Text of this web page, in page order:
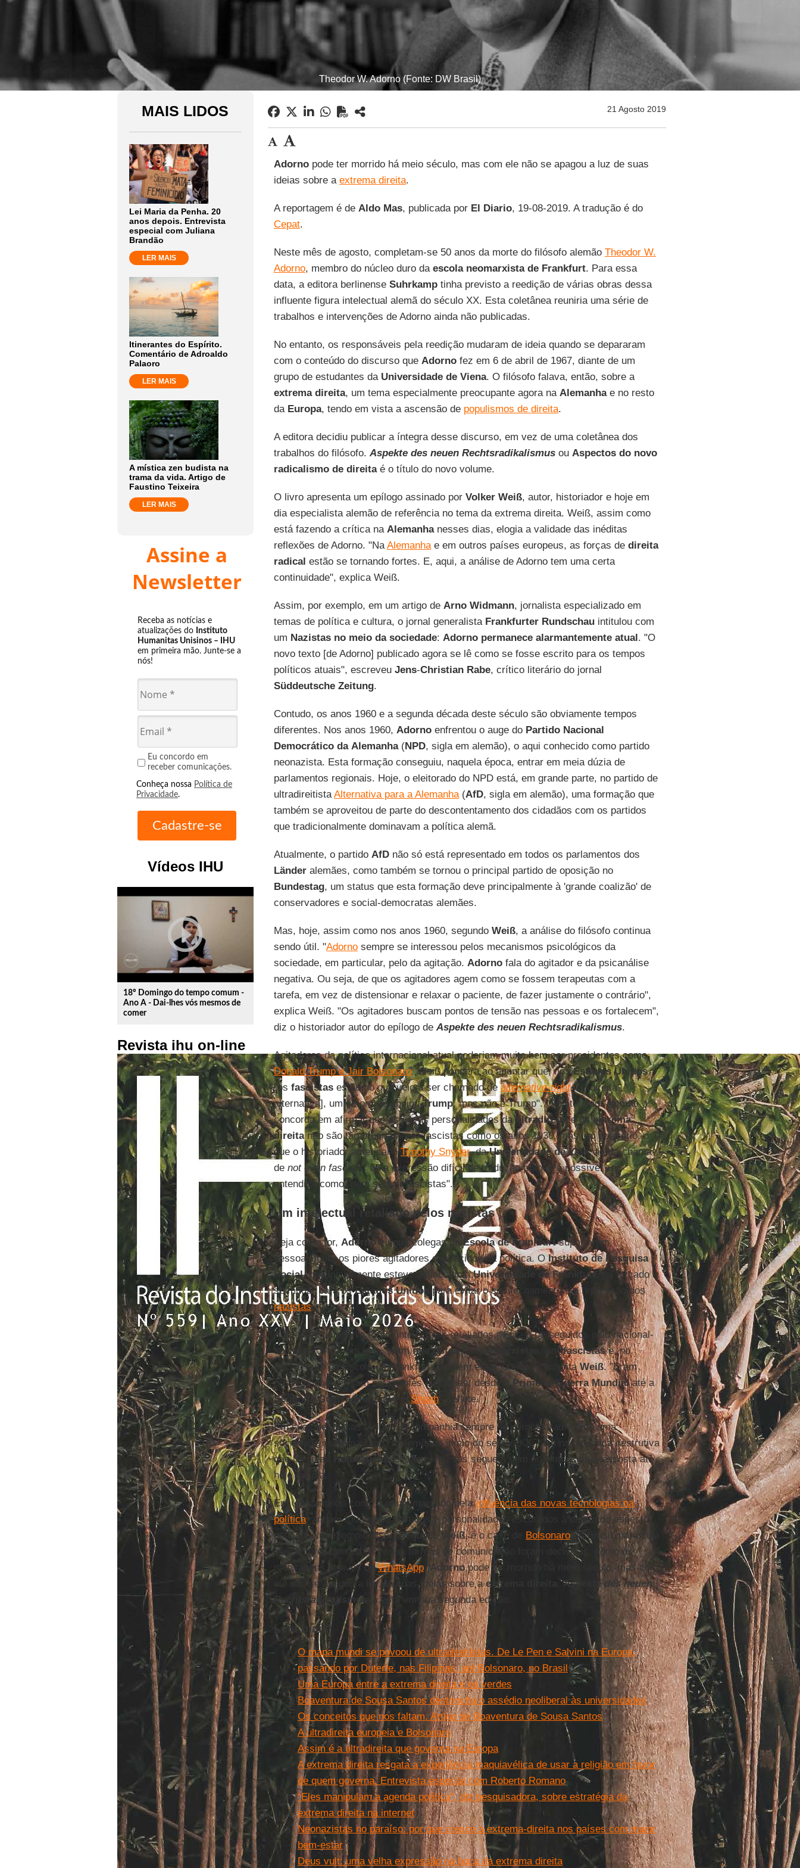
Theodor W. Adorno (Fonte: DW Brasil)
MAIS LIDOS
Lei Maria da Penha. 20
anos depois. Entrevista
especial com Juliana
Brandão
LER MAIS
Itinerantes do Espírito.
Comentário de Adroaldo
Palaoro
LER MAIS
A mística zen budista na
trama da vida. Artigo de
Faustino Teixeira
LER MAIS
Assine a
Newsletter
Receba as notícias e
atualizações do Instituto
Humanitas Unisinos – IHU
em primeira mão. Junte-se a
nós!
Eu concordo em
receber comunicações.
Conheça nossa Política de
Privacidade.
Vídeos IHU
play_circle_outline
18º Domingo do tempo comum -
Ano A - Dai-lhes vós mesmos de
comer
Revista ihu on-line
21 Agosto 2019
Adorno pode ter morrido há meio século, mas com ele não se apagou a luz de suas
ideias sobre a extrema direita.
A reportagem é de Aldo Mas, publicada por El Diario, 19-08-2019. A tradução é do
Cepat.
Neste mês de agosto, completam-se 50 anos da morte do filósofo alemão Theodor W.
Adorno, membro do núcleo duro da escola neomarxista de Frankfurt. Para essa
data, a editora berlinense Suhrkamptinha previsto a reedição de várias obras dessa
influente figura intelectual alemã do século XX. Esta coletânea reuniria uma série de
trabalhos e intervenções de Adorno ainda não publicadas.
No entanto, os responsáveis pela reedição mudaram de ideia quando se depararam
com o conteúdo do discurso que Adornofez em 6 de abril de 1967, diante de um
grupo de estudantes da Universidade de Viena. O filósofo falava, então, sobre a
extrema direita, um tema especialmente preocupante agora na Alemanhae no resto
da Europa, tendo em vista a ascensão de populismos de direita.
A editora decidiu publicar a íntegra desse discurso, em vez de uma coletânea dos
trabalhos do filósofo. Aspekte des neuen Rechtsradikalismus ou Aspectos do novo
radicalismo de direitaé o título do novo volume.
O livro apresenta um epílogo assinado por Volker Weiß, autor, historiador e hoje em
dia especialista alemão de referência no tema da extrema direita. Weiß, assim como
está fazendo a crítica na Alemanhanesses dias, elogia a validade das inéditas
reflexões de Adorno. "NaAlemanhae em outros países europeus, as forças de direita
radical estão se tornando fortes. E, aqui, a análise de Adorno tem uma certa
continuidade", explica Weiß.
Assim, por exemplo, em um artigo de Arno Widmann, jornalista especializado em
temas de política e cultura, o jornal generalista Frankfurter Rundschauintitulou com
um Nazistas no meio da sociedade: Adorno permanece alarmantemente atual. "O
novo texto [de Adorno] publicado agora se lê como se fosse escrito para os tempos
políticos atuais", escreveu Jens-Christian Rabe, crítico literário do jornal
Süddeutsche Zeitung.
Contudo, os anos 1960 e a segunda década deste século são obviamente tempos
diferentes. Nos anos 1960, Adornoenfrentou o auge do Partido Nacional
Democrático da Alemanha(NPD, sigla em alemão), o aqui conhecido como partido
neonazista. Esta formação conseguiu, naquela época, entrar em meia dúzia de
parlamentos regionais. Hoje, o eleitorado do NPD está, em grande parte, no partido de
ultradireitistaAlternativa para a Alemanha(AfD, sigla em alemão), uma formação que
também se aproveitou de parte do descontentamento dos cidadãos com os partidos
que tradicionalmente dominavam a política alemã.
Atualmente, o partido AfD não só está representado em todos os parlamentos dos
Länderalemães, como também se tornou o principal partido de oposição no
Bundestag, um status que esta formação deve principalmente à 'grande coalizão' de
conservadores e social-democratas alemães.
Mas, hoje, assim como nos anos 1960, segundo Weiß, a análise do filósofo continua
sendo útil. "Adornosempre se interessou pelos mecanismos psicológicos da
sociedade, em particular, pelo da agitação. Adornofala do agitador e da psicanálise
negativa. Ou seja, de que os agitadores agem como se fossem terapeutas com a
tarefa, em vez de distensionar e relaxar o paciente, de fazer justamente o contrário",
explica Weiß. "Os agitadores buscam pontos de tensão nas pessoas e os fortalecem",
diz o historiador autor do epílogo de Aspekte des neuen Rechtsradikalismus.
Agitadores da política internacional atual poderiam muito bem ser presidentes como
Donald Trump e Jair Bolsonaro. Weiß pondera ao apontar que, nosEstados Unidos,
"os fascistasestão no que veio a ser chamado dealternative-right[ou direita
alternativa], um setor que apoiouTrump, mas não é Trump". O historiador alemão
concorda em afirmar que as novas personalidades daultradireitae daextrema
direitanão são tão propriamente fascistas como os anos 1930, mas, ao contrário, o
que o historiador americanoTimothy Snyder, daUniversidade de Yale, agora chama
de not even fascists, uma expressão difícil de tradução porque é possível ser
entendida como "nem sequer fascistas".
Um intelectual retaliado pelos nazistas
Seja como for, Adornoe seus colegas da Escola de Frankfurtsuportaram
pessoalmente os piores agitadores conhecidos da política. OInstituto de Pesquisa
Social, que inicialmente esteve associado àUniversidade de Frankfurt
, foi forçado a
se mudar para osEstados Unidos para evitar o seu fechamento e a repressão dos
nazistas.
Adorno e companhia foram intelectuais retaliados. "Foram perseguidos pelo nacional-
socialismo. Por um lado, erammarxistas ouneomarxistas antifascistase, no
núcleo duro da Escola de Frankfurt, também eram judeus", comentaWeiß. "Eram
pessoas que viveram catástrofes europeias: desde aPrimeira Guerra Mundialaté a
Segunda Guerra Mundiale aShoah", reflete.
Em suas pesquisas, Adorno e companhia sempre se perguntaram como uma
sociedade moderna como a alemã, do início do século XX, caiu na dinâmica destrutiva
que levou ao
Holocausto . Essas perguntas seguem sem encontrar uma resposta até
hoje em dia.
Em um contexto como o atual, marcado pelainfluência das novas tecnologias na
política, andam triunfantes partidos e personalidades escorados à direita do espectro
político. Um exemplo disso, segundoWeiß, é o caso de Bolsonarono Brasil, para cuja
eleição presidencial as novas formas de comunicação foram decisivas, como as
mensagens através doWhatsApp.Adornopode ter morrido há meio século, mas com
ele não se apagou a luz de suas ideias sobre aextrema direita .Aspekte des neuen
Rechtsradikalismus
já está em sua segunda edição.
Leia mais
O mapa mundi se povoou de ultradireitistas. De Le Pen e Salvini na Europa,
passando por Duterte, nas Filipinas, até Bolsonaro, no Brasil
Uma Europa entre a extrema direita e os verdes
Boaventura de Sousa Santos destrincha o assédio neoliberal às universidades
Os conceitos que nos faltam. Artigo de Boaventura de Sousa Santos
A ultradireita europeia e Bolsonaro
Assim é a ultradireita que governa na Europa
A extrema direita resgata a experiência maquiavélica de usar a religião em favor
de quem governa. Entrevista especial com Roberto Romano
“Eles manipulam a agenda política”, diz pesquisadora, sobre estratégia da
extrema direita na internet
Neonazistas no paraíso: por que cresce a extrema-direita nos países com maior
bem-estar
Deus vult: uma velha expressão na boca da extrema direita